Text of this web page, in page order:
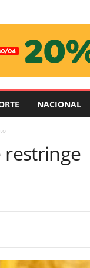
NACIONAL
restringe